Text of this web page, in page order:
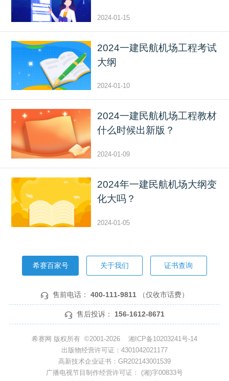
2024-01-15
2024一建民航机场工程考试
大纲
2024-01-10
2024一建民航机场工程教材
什么时候出新版？
2024-01-09
2024年一建民航机场大纲变
化大吗？
2024-01-05
希赛百家号 关于我们 证书查询
售前电话： 400-111-9811 （仅收市话费）
售后投诉： 156-1612-8671
希赛网 版权所有 ©2001-2026 湘ICP备10203241号-14
出版物经营许可证：4301042021177
高新技术企业证书：GR202143001539
广播电视节目制作经营许可证： (湘)字00833号